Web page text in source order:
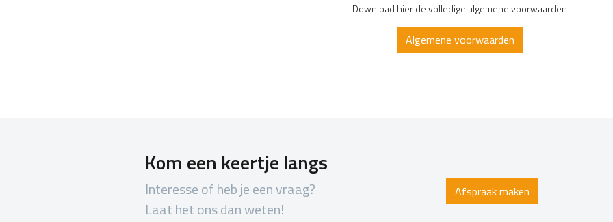
Download hier de volledige algemene voorwaarden
Algemene voorwaarden
Kom een keertje langs
Interesse of heb je een vraag?
Laat het ons dan weten!
Afspraak maken